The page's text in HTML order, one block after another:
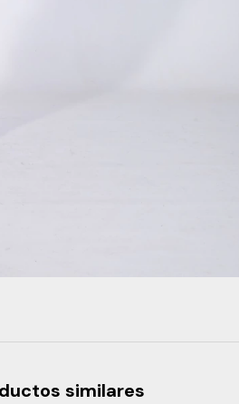
similares